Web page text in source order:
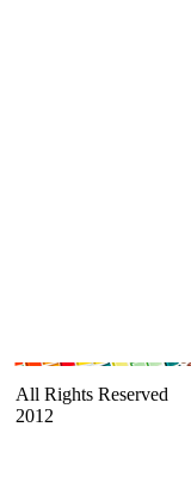
All Rights Reserved
2012